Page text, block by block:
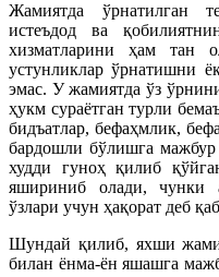
Жамиятда ўрнатилган
истеъдод ва
хизматларини ҳам тан
устунликлар ўрнатишни
эмас. У жамиятда ўз
ҳукм сураётган турли
бидъатлар, бефаҳмлик,
бардошли бўлишга
худди гуноҳ қилиб
яшириниб олади, чунки
ўзлари учун ҳақорат деб
Шундай қилиб, яхши
билан ёнма-ён яшашга